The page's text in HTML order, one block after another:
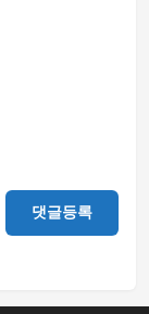
댓글등록